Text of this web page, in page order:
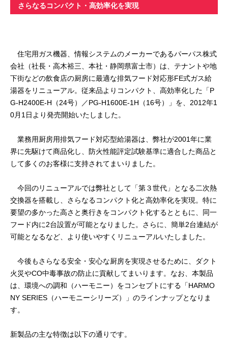
さらなるコンパクト・高効率化を実現
住宅用ガス機器、情報システムのメーカーであるパーパス株式
会社（社長・高木裕三、本社・静岡県富士市）は、テナントや地
下街などの飲食店の厨房に最適な排気フード対応形FE式ガス給
湯器をリニューアル。従来品よりコンパクト、高効率化した「P
G-H2400E-H（24号）／PG-H1600E-1H（16号）」を、2012年1
0月1日より発売開始いたしました。
業務用厨房用排気フード対応型給湯器は、弊社が2001年に業
界に先駆けて商品化し、防火性能評定試験基準に適合した商品と
して多くのお客様に支持されてまいりました。
今回のリニューアルでは弊社として「第３世代」となる二次熱
交換器を搭載し、さらなるコンパクト化と高効率化を実現。特に
要望の多かった高さと奥行きをコンパクト化するとともに、同一
フード内に2台設置が可能となりました。さらに、簡単2台連結が
可能となるなど、より使いやすくリニューアルいたしました。
今後もさらなる安全・安心な厨房を実現させるために、ダクト
火災やCO中毒事故の防止に貢献してまいります。なお、本製品
は、環境への調和（ハーモニー）をコンセプトにする「HARMO
NY SERIES（ハーモニーシリーズ）」のラインナップとなりま
す。
新製品の主な特徴は以下の通りです。